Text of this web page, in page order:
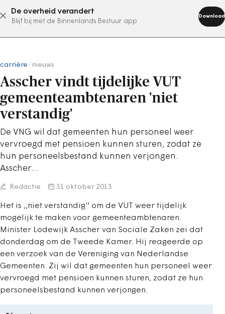
De overheid verandert
Blijf bij met de Binnenlands Bestuur app
Download
abonneer nu
carrière nieuws
Asscher vindt tijdelijke VUT
gemeenteambtenaren 'niet
verstandig'
De VNG wil dat gemeenten hun personeel weer
vervroegd met pensioen kunnen sturen, zodat ze
hun personeelsbestand kunnen verjongen.
Asscher…
Redactie 31 oktober 2013
Het is ,,niet verstandig'' om de VUT weer tijdelijk
mogelijk te maken voor gemeenteambtenaren.
Minister Lodewijk Asscher van Sociale Zaken zei dat
donderdag om de Tweede Kamer. Hij reageerde op
een verzoek van de Vereniging van Nederlandse
Gemeenten. Zij wil dat gemeenten hun personeel weer
vervroegd met pensioen kunnen sturen, zodat ze hun
personeelsbestand kunnen verjongen.